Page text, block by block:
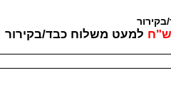
כבד/בקירור לכל
למעט משלוח כבד/בקירור